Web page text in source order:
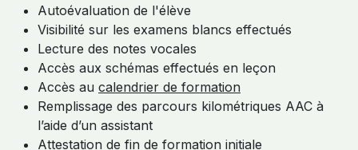
Autoévaluation de l'élève
Visibilité sur les examens blancs effectués
Lecture des notes vocales
Accès aux schémas effectués en leçon
Accès au calendrier de formation
Remplissage des parcours kilométriques AAC à
l’aide d’un assistant
Attestation de fin de formation initiale